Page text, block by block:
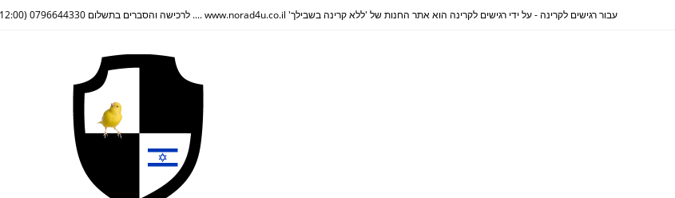
עבור רגישים לקרינה - על ידי רגישים לקרינה הוא אתר החנות של 'ללא קרינה בשבילך' www.norad4u.co.il .... לרכישה והסברים בתשלום 0796644330 (08:00-12:00)